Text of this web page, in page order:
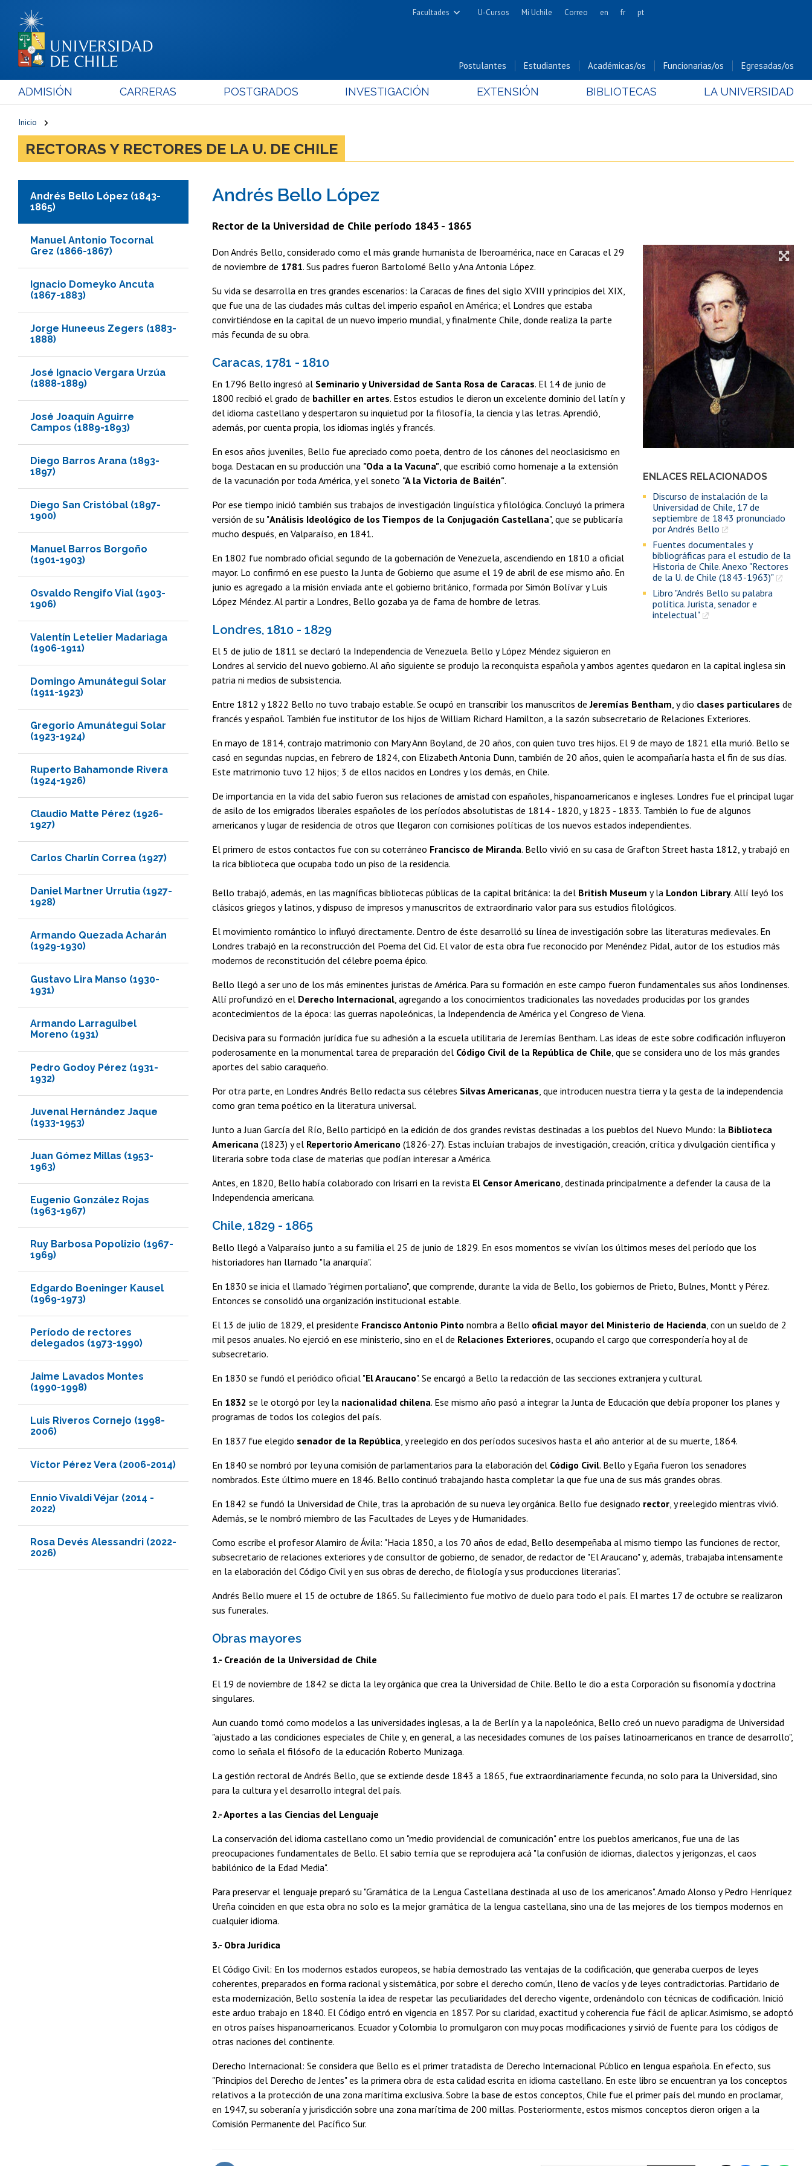
Facultades
Cs. Físicas y Matemáticas
Cs. Forestales y Conservación
Cs. Químicas y Farmacéuticas
Cs. Sociales
Alimentos
U-Cursos Mi Uchile Correo en fr pt
Postulantes Estudiantes Académicas/os Funcionarias/os Egresadas/os
ADMISIÓN CARRERAS POSTGRADOS INVESTIGACIÓN EXTENSIÓN BIBLIOTECAS LA UNIVERSIDAD
Inicio
RECTORAS Y RECTORES DE LA U. DE CHILE
Andrés Bello López (1843-
1865)
Manuel Antonio Tocornal
Grez (1866-1867)
Ignacio Domeyko Ancuta
(1867-1883)
Jorge Huneeus Zegers (1883-
1888)
José Ignacio Vergara Urzúa
(1888-1889)
José Joaquín Aguirre
Campos (1889-1893)
Diego Barros Arana (1893-
1897)
Diego San Cristóbal (1897-
1900)
Manuel Barros Borgoño
(1901-1903)
Osvaldo Rengifo Vial (1903-
1906)
Valentín Letelier Madariaga
(1906-1911)
Domingo Amunátegui Solar
(1911-1923)
Gregorio Amunátegui Solar
(1923-1924)
Ruperto Bahamonde Rivera
(1924-1926)
Claudio Matte Pérez (1926-
1927)
Carlos Charlín Correa (1927)
Daniel Martner Urrutia (1927-
1928)
Armando Quezada Acharán
(1929-1930)
Gustavo Lira Manso (1930-
1931)
Armando Larraguibel
Moreno (1931)
Pedro Godoy Pérez (1931-
1932)
Juvenal Hernández Jaque
(1933-1953)
Juan Gómez Millas (1953-
1963)
Eugenio González Rojas
(1963-1967)
Ruy Barbosa Popolizio (1967-
1969)
Edgardo Boeninger Kausel
(1969-1973)
Período de rectores
delegados (1973-1990)
Jaime Lavados Montes
(1990-1998)
Luis Riveros Cornejo (1998-
2006)
Víctor Pérez Vera (2006-2014)
Ennio Vivaldi Véjar (2014 -
2022)
Rosa Devés Alessandri (2022-
2026)
Andrés Bello López
Rector de la Universidad de Chile período 1843 - 1865
ENLACES RELACIONADOS
Discurso de instalación de la
Universidad de Chile, 17 de
septiembre de 1843 pronunciado
por Andrés Bello
Fuentes documentales y
bibliográficas para el estudio de la
Historia de Chile. Anexo "Rectores
de la U. de Chile (1843-1963)"
Libro "Andrés Bello su palabra
política. Jurista, senador e
intelectual"
Don Andrés Bello, considerado como el más grande humanista de Iberoamérica, nace en Caracas el 29
de noviembre de 1781. Sus padres fueron Bartolomé Bello y Ana Antonia López.
Su vida se desarrolla en tres grandes escenarios: la Caracas de fines del siglo XVIII y principios del XIX,
que fue una de las ciudades más cultas del imperio español en América; el Londres que estaba
convirtiéndose en la capital de un nuevo imperio mundial, y finalmente Chile, donde realiza la parte
más fecunda de su obra.
Caracas, 1781 - 1810
En 1796 Bello ingresó al Seminario y Universidad de Santa Rosa de Caracas. El 14 de junio de
1800 recibió el grado de bachiller en artes. Estos estudios le dieron un excelente dominio del latín y
del idioma castellano y despertaron su inquietud por la filosofía, la ciencia y las letras. Aprendió,
además, por cuenta propia, los idiomas inglés y francés.
En esos años juveniles, Bello fue apreciado como poeta, dentro de los cánones del neoclasicismo en
boga. Destacan en su producción una "Oda a la Vacuna", que escribió como homenaje a la extensión
de la vacunación por toda América, y el soneto "A la Victoria de Bailén".
Por ese tiempo inició también sus trabajos de investigación lingüística y filológica. Concluyó la primera
versión de su "Análisis Ideológico de los Tiempos de la Conjugación Castellana", que se publicaría
mucho después, en Valparaíso, en 1841.
En 1802 fue nombrado oficial segundo de la gobernación de Venezuela, ascendiendo en 1810 a oficial
mayor. Lo confirmó en ese puesto la Junta de Gobierno que asume el 19 de abril de ese mismo año. En
junio es agregado a la misión enviada ante el gobierno británico, formada por Simón Bolívar y Luis
López Méndez. Al partir a Londres, Bello gozaba ya de fama de hombre de letras.
Londres, 1810 - 1829
El 5 de julio de 1811 se declaró la Independencia de Venezuela. Bello y López Méndez siguieron en
Londres al servicio del nuevo gobierno. Al año siguiente se produjo la reconquista española y ambos agentes quedaron en la capital inglesa sin
patria ni medios de subsistencia.
Entre 1812 y 1822 Bello no tuvo trabajo estable. Se ocupó en transcribir los manuscritos deJeremías Bentham, y dio clases particulares de
francés y español. También fue institutor de los hijos de William Richard Hamilton, a la sazón subsecretario de Relaciones Exteriores.
En mayo de 1814, contrajo matrimonio con Mary Ann Boyland, de 20 años, con quien tuvo tres hijos. El 9 de mayo de 1821 ella murió. Bello se
casó en segundas nupcias, en febrero de 1824, con Elizabeth Antonia Dunn, también de 20 años, quien le acompañaría hasta el fin de sus días.
Este matrimonio tuvo 12 hijos; 3 de ellos nacidos en Londres y los demás, en Chile.
De importancia en la vida del sabio fueron sus relaciones de amistad con españoles, hispanoamericanos e ingleses. Londres fue el principal lugar
de asilo de los emigrados liberales españoles de los períodos absolutistas de 1814 - 1820, y 1823 - 1833. También lo fue de algunos
americanos y lugar de residencia de otros que llegaron con comisiones políticas de los nuevos estados independientes.
El primero de estos contactos fue con su coterráneo Francisco de Miranda. Bello vivió en su casa de Grafton Street hasta 1812, y trabajó en
la rica biblioteca que ocupaba todo un piso de la residencia.
Bello trabajó, además, en las magníficas bibliotecas públicas de la capital británica: la del British Museum y la London Library. Allí leyó los
clásicos griegos y latinos, y dispuso de impresos y manuscritos de extraordinario valor para sus estudios filológicos.
El movimiento romántico lo influyó directamente. Dentro de éste desarrolló su línea de investigación sobre las literaturas medievales. En
Londres trabajó en la reconstrucción del Poema del Cid. El valor de esta obra fue reconocido por Menéndez Pidal, autor de los estudios más
modernos de reconstitución del célebre poema épico.
Bello llegó a ser uno de los más eminentes juristas de América. Para su formación en este campo fueron fundamentales sus años londinenses.
Allí profundizó en el Derecho Internacional, agregando a los conocimientos tradicionales las novedades producidas por los grandes
acontecimientos de la época: las guerras napoleónicas, la Independencia de América y el Congreso de Viena.
Decisiva para su formación jurídica fue su adhesión a la escuela utilitaria de Jeremías Bentham. Las ideas de este sobre codificación influyeron
poderosamente en la monumental tarea de preparación del Código Civil de la República de Chile, que se considera uno de los más grandes
aportes del sabio caraqueño.
Por otra parte, en Londres Andrés Bello redacta sus célebres Silvas Americanas, que introducen nuestra tierra y la gesta de la independencia
como gran tema poético en la literatura universal.
Junto a Juan García del Río, Bello participó en la edición de dos grandes revistas destinadas a los pueblos del Nuevo Mundo: la Biblioteca
Americana (1823) y el Repertorio Americano (1826-27). Estas incluían trabajos de investigación, creación, crítica y divulgación científica y
literaria sobre toda clase de materias que podían interesar a América.
Antes, en 1820, Bello había colaborado con Irisarri en la revista El Censor Americano, destinada principalmente a defender la causa de la
Independencia americana.
Chile, 1829 - 1865
Bello llegó a Valparaíso junto a su familia el 25 de junio de 1829. En esos momentos se vivían los últimos meses del período que los
historiadores han llamado "la anarquía".
En 1830 se inicia el llamado "régimen portaliano", que comprende, durante la vida de Bello, los gobiernos de Prieto, Bulnes, Montt y Pérez.
Entonces se consolidó una organización institucional estable.
El 13 de julio de 1829, el presidente Francisco Antonio Pinto nombra a Bello oficial mayor del Ministerio de Hacienda , con un sueldo de 2
mil pesos anuales. No ejerció en ese ministerio, sino en el de Relaciones Exteriores , ocupando el cargo que correspondería hoy al de
subsecretario.
En 1830 se fundó el periódico oficial "El Araucano". Se encargó a Bello la redacción de las secciones extranjera y cultural.
En 1832 se le otorgó por ley la nacionalidad chilena. Ese mismo año pasó a integrar la Junta de Educación que debía proponer los planes y
programas de todos los colegios del país.
En 1837 fue elegido senador de la República , y reelegido en dos períodos sucesivos hasta el año anterior al de su muerte, 1864.
En 1840 se nombró por ley una comisión de parlamentarios para la elaboración del Código Civil. Bello y Egaña fueron los senadores
nombrados. Este último muere en 1846. Bello continuó trabajando hasta completar la que fue una de sus más grandes obras.
En 1842 se fundó la Universidad de Chile, tras la aprobación de su nueva ley orgánica. Bello fue designado rector , y reelegido mientras vivió.
Además, se le nombró miembro de las Facultades de Leyes y de Humanidades.
Como escribe el profesor Alamiro de Ávila: "Hacia 1850, a los 70 años de edad, Bello desempeñaba al mismo tiempo las funciones de rector,
subsecretario de relaciones exteriores y de consultor de gobierno, de senador, de redactor de "El Araucano" y, además, trabajaba intensamente
en la elaboración del Código Civil y en sus obras de derecho, de filología y sus producciones literarias".
Andrés Bello muere el 15 de octubre de 1865. Su fallecimiento fue motivo de duelo para todo el país. El martes 17 de octubre se realizaron
sus funerales.
Obras mayores
1.- Creación de la Universidad de Chile
El 19 de noviembre de 1842 se dicta la ley orgánica que crea la Universidad de Chile. Bello le dio a esta Corporación su fisonomía y doctrina
singulares.
Aun cuando tomó como modelos a las universidades inglesas, a la de Berlín y a la napoleónica, Bello creó un nuevo paradigma de Universidad
"ajustado a las condiciones especiales de Chile y, en general, a las necesidades comunes de los países latinoamericanos en trance de desarrollo",
como lo señala el filósofo de la educación Roberto Munizaga.
La gestión rectoral de Andrés Bello, que se extiende desde 1843 a 1865, fue extraordinariamente fecunda, no solo para la Universidad, sino
para la cultura y el desarrollo integral del país.
2.- Aportes a las Ciencias del Lenguaje
La conservación del idioma castellano como un "medio providencial de comunicación" entre los pueblos americanos, fue una de las
preocupaciones fundamentales de Bello. El sabio temía que se reprodujera acá "la confusión de idiomas, dialectos y jerigonzas, el caos
babilónico de la Edad Media".
Para preservar el lenguaje preparó su "Gramática de la Lengua Castellana destinada al uso de los americanos". Amado Alonso y Pedro Henríquez
Ureña coinciden en que esta obra no solo es la mejor gramática de la lengua castellana, sino una de las mejores de los tiempos modernos en
cualquier idioma.
3.- Obra Jurídica
El Código Civil: En los modernos estados europeos, se había demostrado las ventajas de la codificación, que generaba cuerpos de leyes
coherentes, preparados en forma racional y sistemática, por sobre el derecho común, lleno de vacíos y de leyes contradictorias. Partidario de
esta modernización, Bello sostenía la idea de respetar las peculiaridades del derecho vigente, ordenándolo con técnicas de codificación. Inició
este arduo trabajo en 1840. El Código entró en vigencia en 1857. Por su claridad, exactitud y coherencia fue fácil de aplicar. Asimismo, se adoptó
en otros países hispanoamericanos. Ecuador y Colombia lo promulgaron con muy pocas modificaciones y sirvió de fuente para los códigos de
otras naciones del continente.
Derecho Internacional: Se considera que Bello es el primer tratadista de Derecho Internacional Público en lengua española. En efecto, sus
"Principios del Derecho de Jentes" es la primera obra de esta calidad escrita en idioma castellano. En este libro se encuentran ya los conceptos
relativos a la protección de una zona marítima exclusiva. Sobre la base de estos conceptos, Chile fue el primer país del mundo en proclamar,
en 1947, su soberanía y jurisdicción sobre una zona marítima de 200 millas. Posteriormente, estos mismos conceptos dieron origen a la
Comisión Permanente del Pacífico Sur.